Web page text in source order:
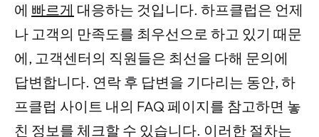
에 빠르게 대응하는 것입니다. 하프클럽은 언제
나 고객의 만족도를 최우선으로 하고 있기 때문
에, 고객센터의 직원들은 최선을 다해 문의에
답변합니다. 연락 후 답변을 기다리는 동안, 하
프클럽 사이트 내의 FAQ 페이지를 참고하면 놓
친 정보를 체크할 수 있습니다. 이러한 절차는